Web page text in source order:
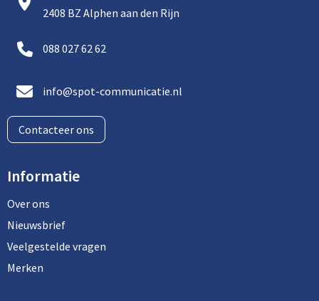
2408 BZ Alphen aan den Rijn
088 027 62 62
info@spot-communicatie.nl
Contacteer ons
Informatie
Over ons
Nieuwsbrief
Veelgestelde vragen
Merken